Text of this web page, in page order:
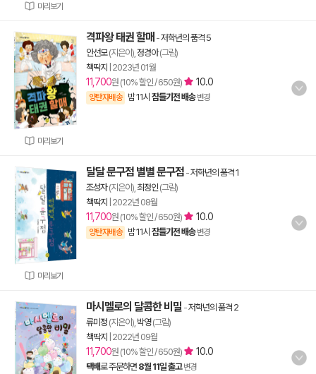
미리보기
미리보기
격파왕 태권 할매 -저학년의 품격 5
안선모(지은이), 정경아(그림)
책딱지
2023년 01월
11,700원 (10% 할인 / 650원) 10.0
양탄자배송 밤 11시 잠들기전 배송 변경
미리보기
달달 문구점 별별 문구점 -저학년의 품격 1
조성자(지은이), 최정인 (그림)
책딱지
2022년 08월
11,700원 (10% 할인 / 650원) 10.0
양탄자배송 밤 11시 잠들기전 배송 변경
마시멜로의 달콤한 비밀 -저학년의 품격 2
류미정 (지은이), 박영(그림)
책딱지
2022년 09월
11,700원 (10% 할인 / 650원) 10.0
택배로 주문하면 8월 11일 출고 변경